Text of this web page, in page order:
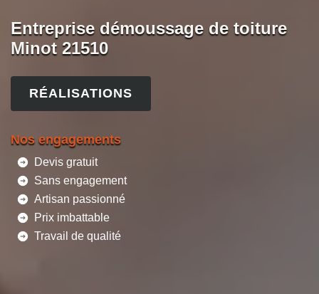
Entreprise démoussage de toiture
Minot 21510
RÉALISATIONS
Nos engagements
Devis gratuit
Sans engagement
Artisan passionné
Prix imbattable
Travail de qualité